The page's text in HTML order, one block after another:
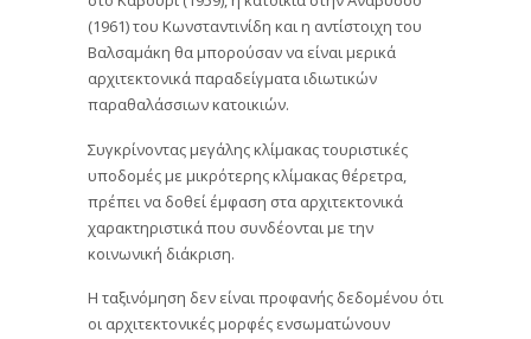
(1961) του Κωνσταντινίδη και η αντίστοιχη του
Βαλσαμάκη θα μπορούσαν να είναι μερικά
αρχιτεκτονικά παραδείγματα ιδιωτικών
παραθαλάσσιων κατοικιών.
Συγκρίνοντας μεγάλης κλίμακας τουριστικές
υποδομές με μικρότερης κλίμακας θέρετρα,
πρέπει να δοθεί έμφαση στα αρχιτεκτονικά
χαρακτηριστικά που συνδέονται με την
κοινωνική διάκριση.
Η ταξινόμηση δεν είναι προφανής δεδομένου ότι
οι αρχιτεκτονικές μορφές ενσωματώνουν